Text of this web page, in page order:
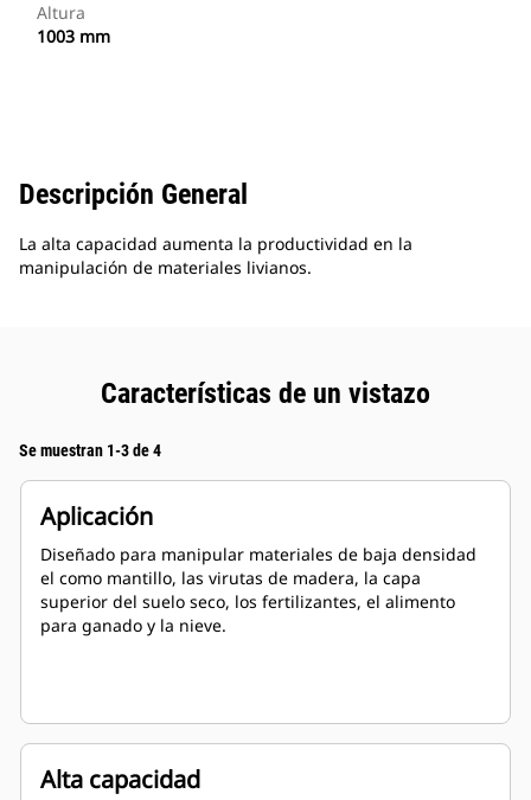
Altura
1003 mm
Descripción General
La alta capacidad aumenta la productividad en la
manipulación de materiales livianos.
Características de un vistazo
Se muestran 1-3 de 4
Aplicación
Diseñado para manipular materiales de baja densidad
el como mantillo, las virutas de madera, la capa
superior del suelo seco, los fertilizantes, el alimento
para ganado y la nieve.
Alta capacidad